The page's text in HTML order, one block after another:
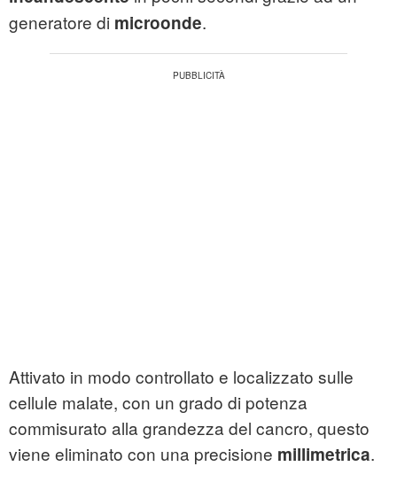
generatore di microonde.
Attivato in modo controllato e localizzato sulle
cellule malate, con un grado di potenza
commisurato alla grandezza del cancro, questo
viene eliminato con una precisione millimetrica.